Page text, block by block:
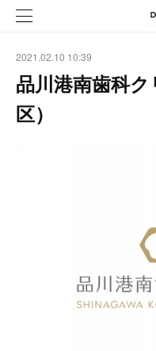
2021.02.10 10:39
品川港南歯科
区）